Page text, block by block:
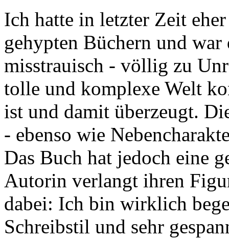
Ich hatte in letzter Zeit
gehypten Büchern und war
misstrauisch - völlig zu
tolle und komplexe Welt
ist und damit überzeugt.
- ebenso wie
Das Buch hat jedoch eine
Autorin verlangt ihren
dabei: Ich bin wirklich
Schreibstil und sehr